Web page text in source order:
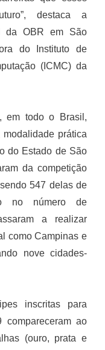
destaca a
da OBR em São
do Instituto de
(ICMC) da
em todo o Brasil,
prática
do Estado de São
da competição
547 delas de
no número de
a realizar
como Campinas e
nove cidades-
inscritas para
compareceram ao
(ouro, prata e